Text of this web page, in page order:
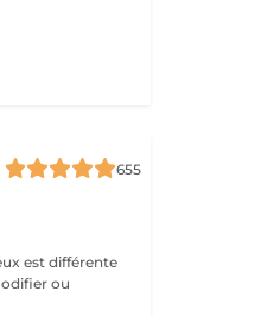
655
est différente
ou